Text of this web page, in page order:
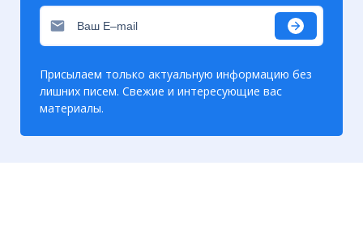
Присылаем только актуальную информацию без
лишних писем. Свежие и интересующие вас
материалы.